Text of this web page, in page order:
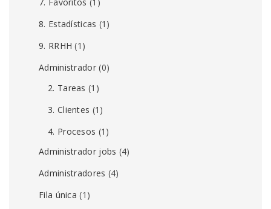
8. Estadísticas (1)
9. RRHH (1)
Administrador(0)
2. Tareas (1)
3. Clientes (1)
4. Procesos (1)
Administrador jobs (4)
Administradores (4)
Fila única (1)